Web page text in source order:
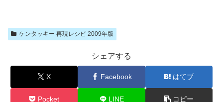
ケンタッキー 再現レシピ 2009年版
シェアする
X Facebook はてブ
Pocket LINE コピー